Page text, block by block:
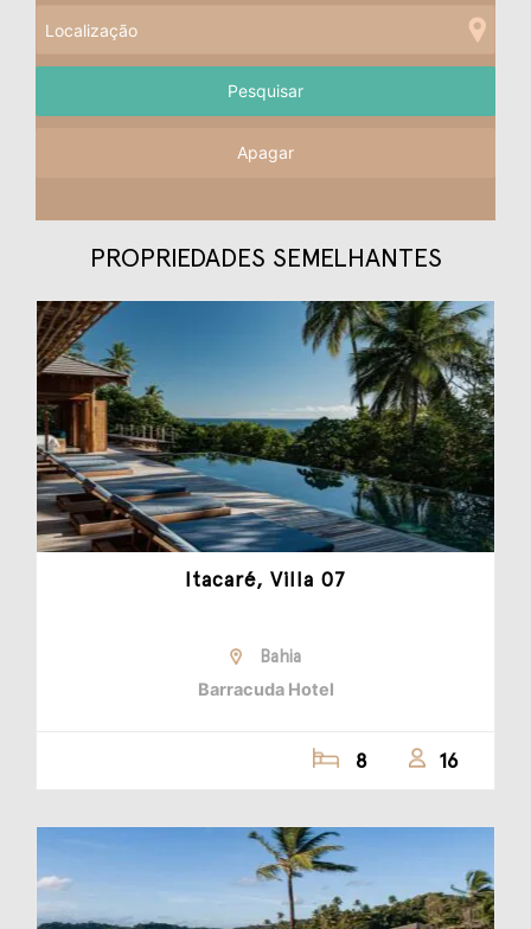
Apagar
PROPRIEDADES SEMELHANTES
Itacaré, Villa 07
Bahia
Barracuda Hotel
8 16